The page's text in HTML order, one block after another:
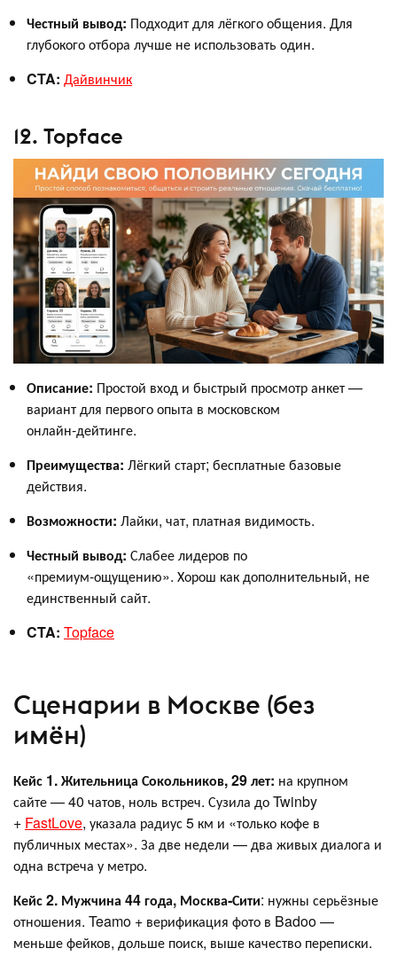
Честный вывод: Подходит для лёгкого общения. Для
глубокого отбора лучше не использовать один.
CTA: Дайвинчик
12. Topface
Описание: Простой вход и быстрый просмотр анкет —
вариант для первого опыта в московском
онлайн‑дейтинге.
Преимущества: Лёгкий старт; бесплатные базовые
действия.
Возможности: Лайки, чат, платная видимость.
Честный вывод: Слабее лидеров по
«премиум‑ощущению». Хорош как дополнительный, не
единственный сайт.
CTA: Topface
Сценарии в Москве (без
имён)
Кейс 1. Жительница Сокольников, 29 лет: на крупном
сайте — 40 чатов, ноль встреч. Сузила до Twinby
+ FastLove, указала радиус 5 км и «только кофе в
публичных местах». За две недели — два живых диалога и
одна встреча у метро.
Кейс 2. Мужчина 44 года, Москва‑Сити: нужны серьёзные
отношения. Teamo + верификация фото в Badoo —
меньше фейков, дольше поиск, выше качество переписки.